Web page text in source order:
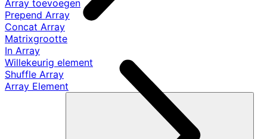
Array toevoegen
Prepend Array
Concat Array
Matrixgrootte
In Array
Willekeurig element
Shuffle Array
Array Element